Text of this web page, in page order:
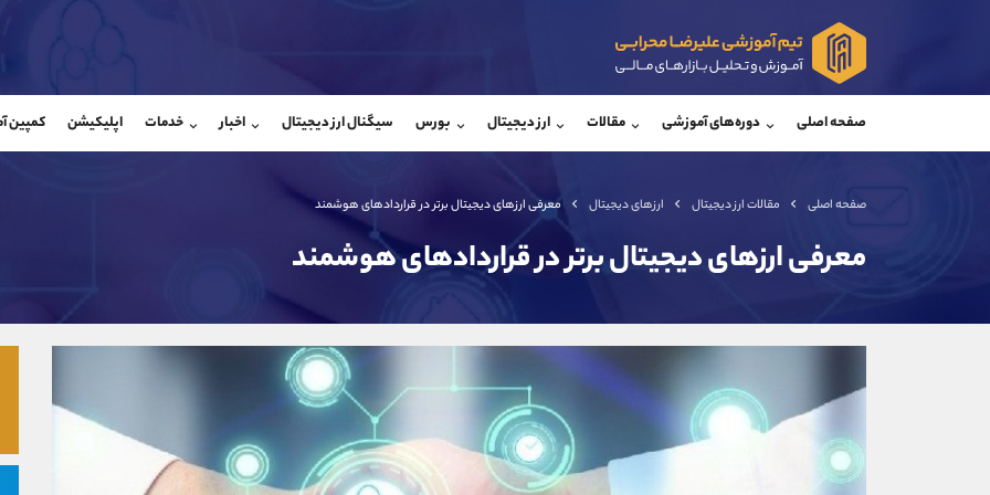
صفحه اصلی دوره‌های آموزشی مقالات ارز دیجیتال بورس سیگنال ارز دیجیتال اخبار خدمات اپلیکیشن کمپین
صفحه اصلی مقالات ارز دیجیتال ارزهای دیجیتال معرفی ارزهای دیجیتال برتر در قراردادهای هوشمند
معرفی ارزهای دیجیتال برتر در قراردادهای هوشمند
@Armteam_admin_33
@Armteam_admin_104
تلفن
اینستاگرام
کانال بله